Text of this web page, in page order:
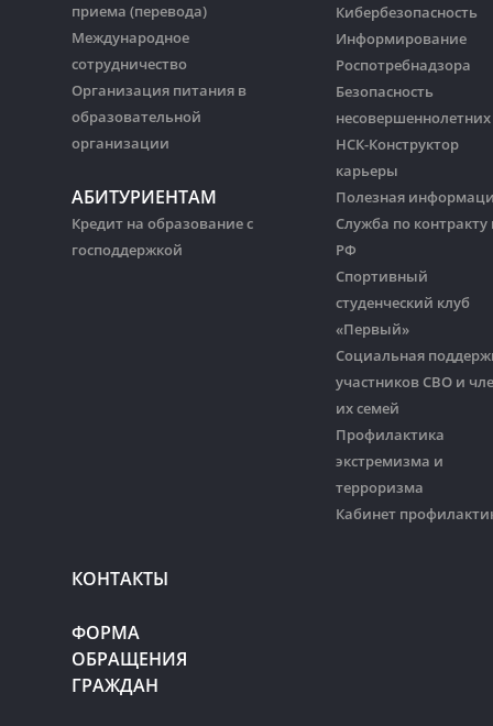
приема (перевода)
Международное
сотрудничество
Организация питания в
образовательной
организации
АБИТУРИЕНТАМ
Кредит на образование с
господдержкой
Кибербезопасность
Информирование
Роспотребнадзора
Безопасность
несовершеннолетних
НСК-Конструктор
карьеры
Полезная
Служба по контракту
РФ
Спортивный
студенческий клуб
«Первый»
Социальная
участников СВО и
их семей
Профилактика
экстремизма и
терроризма
Кабинет
КОНТАКТЫ
ФОРМА
ОБРАЩЕНИЯ
ГРАЖДАН